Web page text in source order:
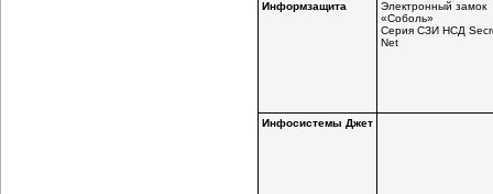
Информзащита
Электронный замок
«Соболь»
Серия СЗИ НСД
Net
Инфосистемы Джет